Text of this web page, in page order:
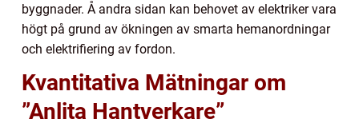
byggnader. Å andra sidan kan behovet av elektriker vara
högt på grund av ökningen av smarta hemanordningar
och elektrifiering av fordon.
Kvantitativa Mätningar om
”Anlita Hantverkare”